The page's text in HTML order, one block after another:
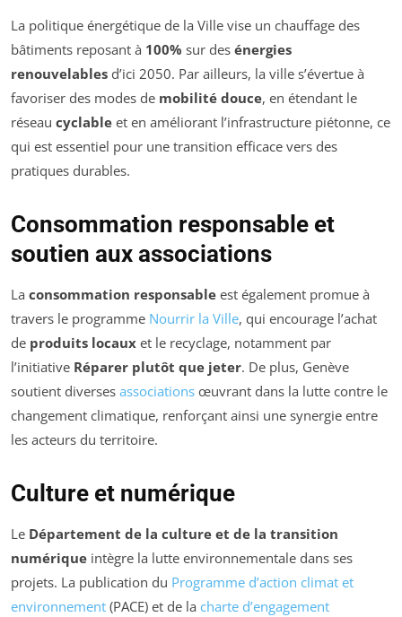
La politique énergétique de la Ville vise un chauffage des
bâtiments reposant à 100% sur des énergies
renouvelables d’ici 2050. Par ailleurs, la ville s’évertue à
favoriser des modes de mobilité douce, en étendant le
réseau cyclable et en améliorant l’infrastructure piétonne, ce
qui est essentiel pour une transition efficace vers des
pratiques durables.
Consommation responsable et
soutien aux associations
La consommation responsable est également promue à
travers le programme Nourrir la Ville, qui encourage l’achat
de produits locaux et le recyclage, notamment par
l’initiative Réparer plutôt que jeter. De plus, Genève
soutient diverses associations œuvrant dans la lutte contre le
changement climatique, renforçant ainsi une synergie entre
les acteurs du territoire.
Culture et numérique
Le Département de la culture et de la transition
numérique intègre la lutte environnementale dans ses
projets. La publication du Programme d’action climat et
environnement (PACE) et de la charte d’engagement